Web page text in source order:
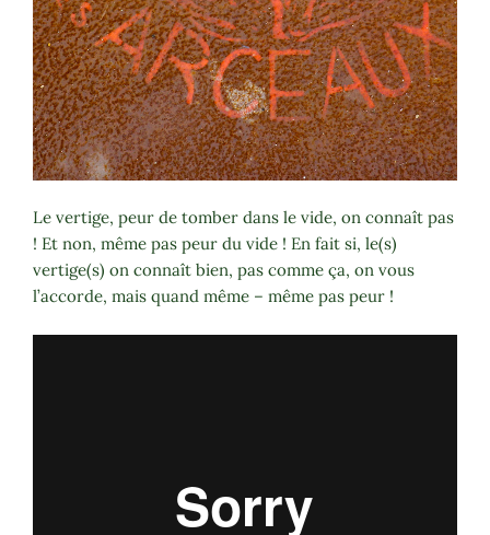
Le vertige, peur de tomber dans le vide, on connaît pas
! Et non, même pas peur du vide ! En fait si, le(s)
vertige(s) on connaît bien, pas comme ça, on vous
l’accorde, mais quand même – même pas peur !